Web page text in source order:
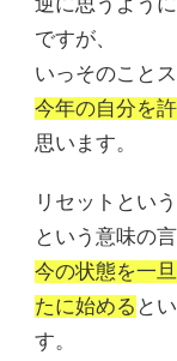
ですが、
いっそのこと
今年の自分を
思います。
リセットとい
という意味の
今の状態を一
たに始める と
す。